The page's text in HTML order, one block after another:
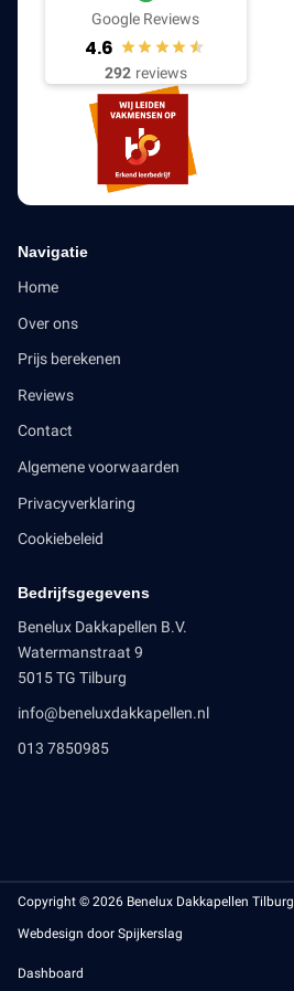
Google Reviews
4.6
292 reviews
Navigatie
Home
Over ons
Prijs berekenen
Reviews
Contact
Algemene voorwaarden
Privacyverklaring
Cookiebeleid
Bedrijfsgegevens
Benelux Dakkapellen B.V.
Watermanstraat 9
5015 TG Tilburg
info@beneluxdakkapellen.nl
013 7850985
Copyright © 2026 Benelux Dakkapellen Tilburg
Webdesign door Spijkerslag
Dashboard